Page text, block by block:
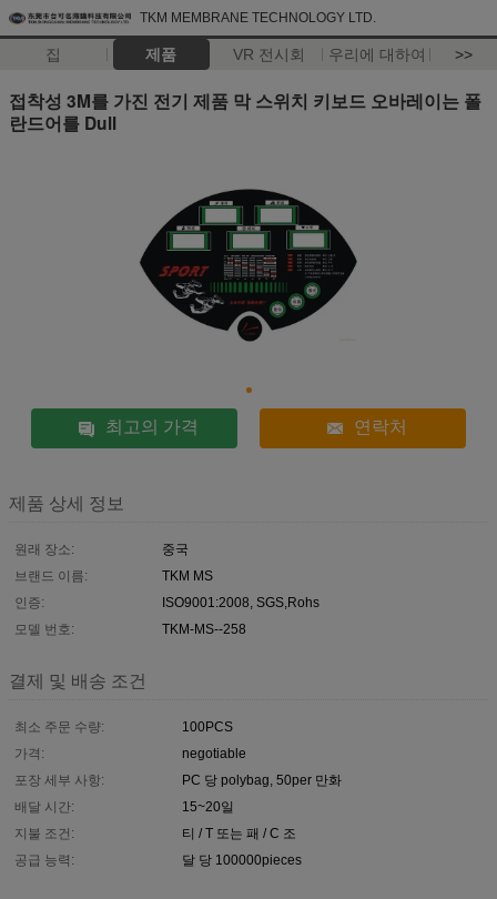
TKM MEMBRANE TECHNOLOGY LTD.
집 제품 VR 전시회 우리에 대하여 >>
접착성 3M를 가진 전기 제품 막 스위치 키보드 오바레이는 폴
란드어를 Dull
최고의 가격 연락처
제품 상세 정보
원래 장소:
중국
브랜드 이름:
TKM MS
인증:
ISO9001:2008, SGS,Rohs
모델 번호:
TKM-MS--258
결제 및 배송 조건
최소 주문 수량:
100PCS
가격:
negotiable
포장 세부 사항:
PC 당 polybag, 50per 만화
배달 시간:
15~20일
지불 조건:
티 / T 또는 패 / C 조
공급 능력:
달 당 100000pieces